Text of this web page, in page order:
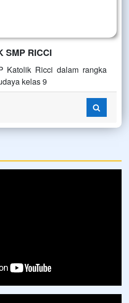
SMP RICCI
Katolik Ricci dalam rangka
kelas 9